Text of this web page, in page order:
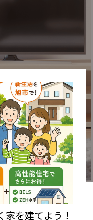
を建てよう！